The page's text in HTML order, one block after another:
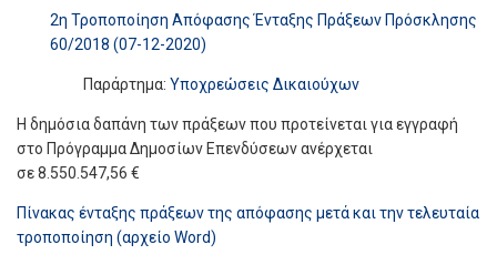
2η Τροποποίηση Απόφασης Ένταξης Πράξεων Πρόσκλησης
60/2018 (07-12-2020)
Παράρτημα: Υποχρεώσεις Δικαιούχων
Η δημόσια δαπάνη των πράξεων που προτείνεται για εγγραφή
στο Πρόγραμμα Δημοσίων Επενδύσεων ανέρχεται
σε 8.550.547,56 €
Πίνακας ένταξης πράξεων της απόφασης μετά και την τελευταία
τροποποίηση (αρχείο Word)